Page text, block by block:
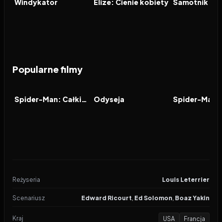
Windykator Elize: Cienie kobiety Samotnik
Popularne filmy
FILM Spider-Man: Całkiem nowy dzień FILM
Odyseja FILM
Reżyseria Louis Leterrier
Scenariusz Edward Ricourt, Ed Solomon, Boaz Yakin
Kraj USA Francja